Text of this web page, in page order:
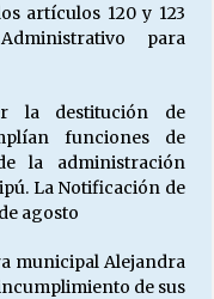
a 135 años. “La
Our Souls (Salvar
artículos 120 y 123
para
la destitución de
funciones de
la administración
La Notificación de
agosto
municipal Alejandra
de sus